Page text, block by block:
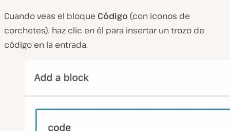
Cuando veas el bloque Código (con iconos de
corchetes), haz clic en él para insertar un trozo de
código en la entrada.